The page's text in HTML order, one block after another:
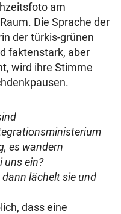
am
Die Sprache der
der türkis-grünen
faktenstark, aber
wird ihre Stimme
es wandern
uns ein?
lächelt sie und
dass eine